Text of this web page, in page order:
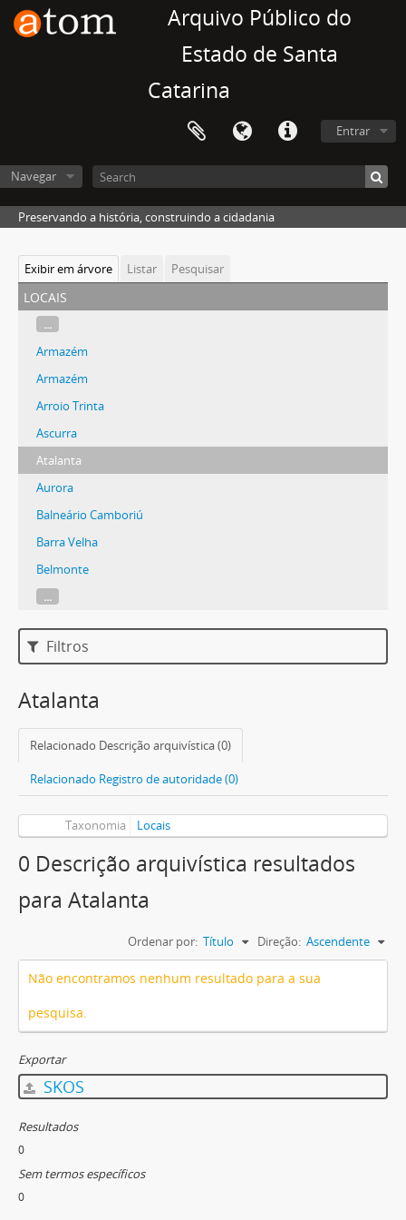
Arquivo Público do
Estado de Santa
Catarina
Entrar
Navegar
Preservando a história, construindo a cidadania
Exibir em árvore Listar Pesquisar
locais
...
Armazém
Armazém
Arroio Trinta
Ascurra
Atalanta
Aurora
Balneário Camboriú
Barra Velha
Belmonte
...
Filtros
Atalanta
Relacionado Descrição arquivística (0)
Relacionado Registro de autoridade (0)
Taxonomia Locais
0 Descrição arquivística resultados
para Atalanta
Ordenar por: Título Direção: Ascendente
Não encontramos nenhum resultado para a sua
pesquisa.
Exportar
SKOS
Resultados
0
Sem termos específicos
0